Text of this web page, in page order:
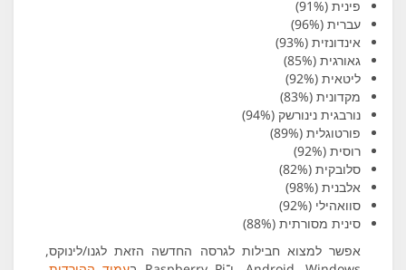
פינית (91%)
עברית (96%)
אינדונזית (93%)
גאורגית (85%)
ליטאית (92%)
מקדונית (83%)
נורבגית נינורשק (94%)
פורטוגלית (89%)
רוסית (92%)
סלובקית (82%)
אלבנית (98%)
סוואהילי (92%)
סינית מסורתית (88%)
אפשר למצוא חבילות לגרסה החדשה הזאת לגנו/לינוקס,